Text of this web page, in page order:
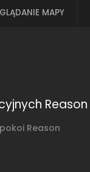
MAPY
Reason
Reason